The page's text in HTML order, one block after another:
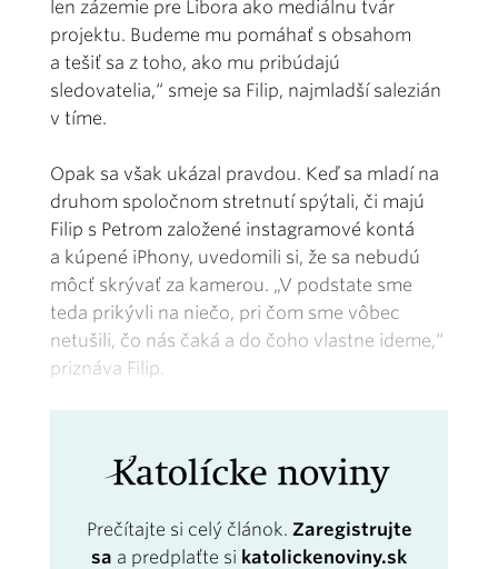
len zázemie pre Libora ako mediálnu tvár
projektu. Budeme mu pomáhať s obsahom
a tešiť sa z toho, ako mu pribúdajú
sledovatelia,“ smeje sa Filip, najmladší salezián
v tíme.
Opak sa však ukázal pravdou. Keď sa mladí na
druhom spoločnom stretnutí spýtali, či majú
Filip s Petrom založené instagramové kontá
a kúpené iPhony, uvedomili si, že sa nebudú
môcť skrývať za kamerou. „V podstate sme
teda prikývli na niečo, pri čom sme vôbec
netušili, čo nás čaká a do čoho vlastne ideme,“
priznáva Filip.
Prečítajte si celý článok. Zaregistrujte
sa a predplaťte si katolickenoviny.sk